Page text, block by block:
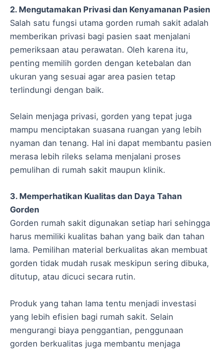
2. Mengutamakan Privasi dan Kenyamanan Pasien
Salah satu fungsi utama gorden rumah sakit adalah
memberikan privasi bagi pasien saat menjalani
pemeriksaan atau perawatan. Oleh karena itu,
penting memilih gorden dengan ketebalan dan
ukuran yang sesuai agar area pasien tetap
terlindungi dengan baik.
Selain menjaga privasi, gorden yang tepat juga
mampu menciptakan suasana ruangan yang lebih
nyaman dan tenang. Hal ini dapat membantu pasien
merasa lebih rileks selama menjalani proses
pemulihan di rumah sakit maupun klinik.
3. Memperhatikan Kualitas dan Daya Tahan
Gorden
Gorden rumah sakit digunakan setiap hari sehingga
harus memiliki kualitas bahan yang baik dan tahan
lama. Pemilihan material berkualitas akan membuat
gorden tidak mudah rusak meskipun sering dibuka,
ditutup, atau dicuci secara rutin.
Produk yang tahan lama tentu menjadi investasi
yang lebih efisien bagi rumah sakit. Selain
mengurangi biaya penggantian, penggunaan
gorden berkualitas juga membantu menjaga